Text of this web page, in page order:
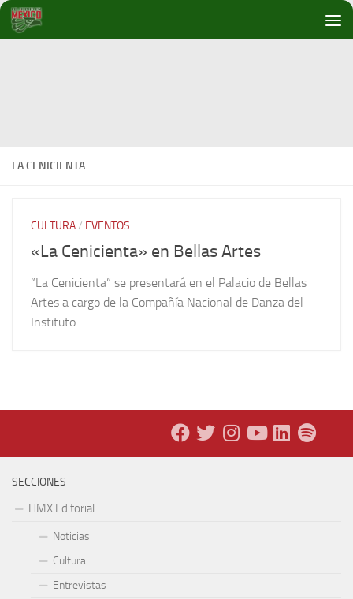
Debajo del contenido
LA CENICIENTA
CULTURA/ EVENTOS
«La Cenicienta» en Bellas Artes
“La Cenicienta” se presentará en el Palacio de Bellas
Artes a cargo de la Compañía Nacional de Danza del
Instituto...
SECCIONES
HMX Editorial
Noticias
Cultura
Entrevistas